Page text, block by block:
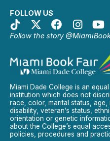
FOLLOW US
Follow the story
Miami Dade College is an
institution which does not
race, color, marital status, age,
disability, veteran’s status,
orientation or genetic
about the College’s equal
policies, procedures and